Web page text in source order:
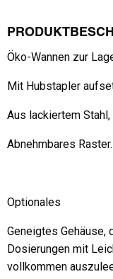
Öko-Wannen zur
Mit Hubstapler
Aus lackiertem
Abnehmbares Raster.
Optionales
Geneigtes Gehäuse,
Dosierungen mit
vollkommen